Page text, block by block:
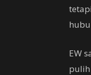
EW
pulih